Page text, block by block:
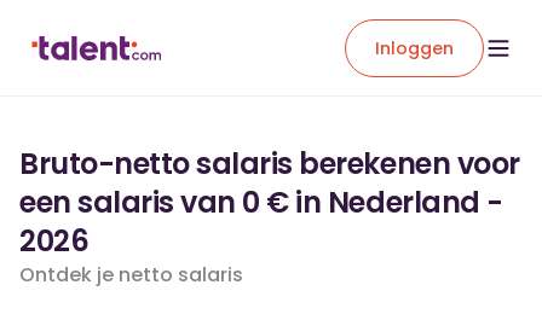
Inloggen
Bruto-netto salaris berekenen voor
een salaris van 0 € in Nederland -
2026
Ontdek je netto salaris